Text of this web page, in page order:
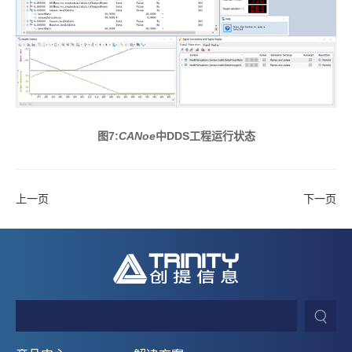
图7:CANoe中DDS工程运行状态
上一页 下一页